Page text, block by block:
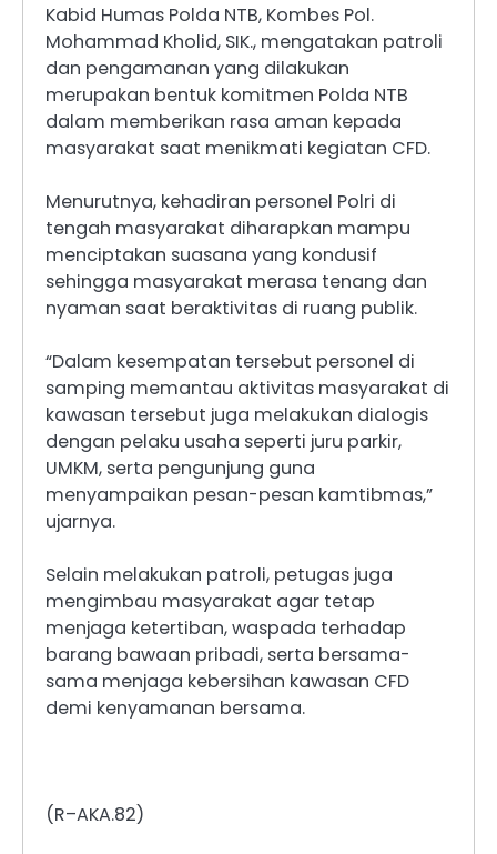
Kabid Humas Polda NTB, Kombes Pol.
Mohammad Kholid, SIK., mengatakan patroli
dan pengamanan yang dilakukan
merupakan bentuk komitmen Polda NTB
dalam memberikan rasa aman kepada
masyarakat saat menikmati kegiatan CFD.
Menurutnya, kehadiran personel Polri di
tengah masyarakat diharapkan mampu
menciptakan suasana yang kondusif
sehingga masyarakat merasa tenang dan
nyaman saat beraktivitas di ruang publik.
“Dalam kesempatan tersebut personel di
samping memantau aktivitas masyarakat di
kawasan tersebut juga melakukan dialogis
dengan pelaku usaha seperti juru parkir,
UMKM, serta pengunjung guna
menyampaikan pesan-pesan kamtibmas,”
ujarnya.
Selain melakukan patroli, petugas juga
mengimbau masyarakat agar tetap
menjaga ketertiban, waspada terhadap
barang bawaan pribadi, serta bersama-
sama menjaga kebersihan kawasan CFD
demi kenyamanan bersama.
(R–AKA.82)